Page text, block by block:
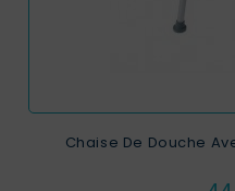
Chaise De Douche